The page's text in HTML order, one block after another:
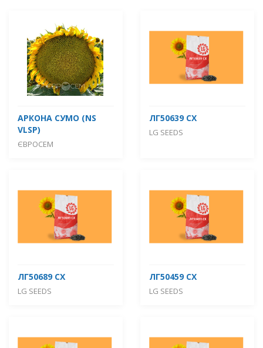
АРКОНА СУМО (NS
VLSP)
ЄВРОСЕМ
ЛГ50639 СХ
LG SEEDS
ЛГ50689 СХ
LG SEEDS
ЛГ50459 СХ
LG SEEDS